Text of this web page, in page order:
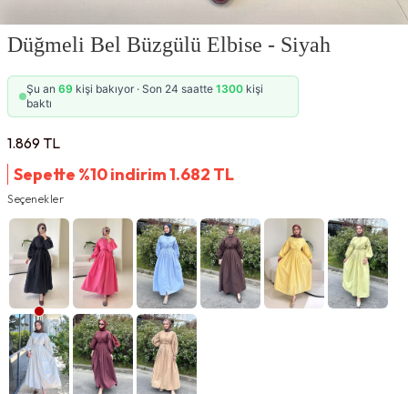
Düğmeli Bel Büzgülü Elbise - Siyah
Şu an 69 kişi bakıyor · Son 24 saatte 1300 kişi
baktı
1.869TL
Sepette %10 indirim1.682 TL
Seçenekler